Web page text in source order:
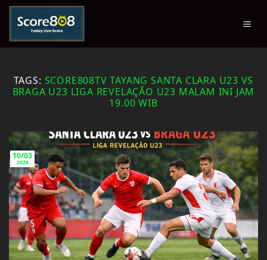
Skip
content
TAGS: SCORE808TV TAYANG SANTA CLARA U23 VS
BRAGA U23 LIGA REVELAÇÃO U23 MALAM INI JAM
19.00 WIB
10/03
2026